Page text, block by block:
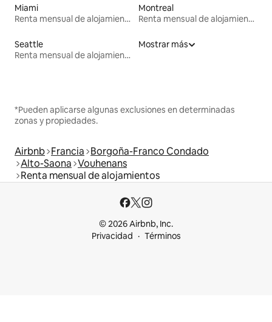
Miami
Renta mensual de alojamientos
Montreal
Renta mensual de alojamientos
Seattle
Renta mensual de alojamientos
Mostrar más
*Pueden aplicarse algunas exclusiones en determinadas
zonas y propiedades.
Airbnb Francia Borgoña-Franco Condado
Alto-Saona Vouhenans
Renta mensual de alojamientos
© 2026 Airbnb, Inc.
Privacidad
Términos